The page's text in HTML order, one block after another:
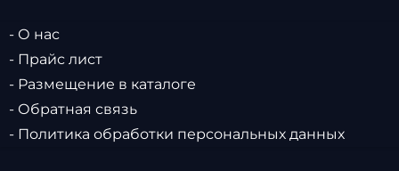
- О нас
- Прайс лист
- Размещение в каталоге
- Обратная связь
- Политика обработки персональных данных